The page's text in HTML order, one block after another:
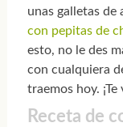
unas galletas de
con pepitas de
esto, no le des
con cualquiera
traemos hoy.
Receta de